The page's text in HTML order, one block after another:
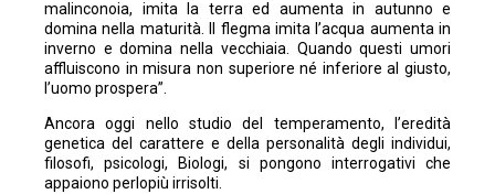
malinconoia, imita la terra ed aumenta in autunno e
domina nella maturità. Il flegma imita l’acqua aumenta in
inverno e domina nella vecchiaia. Quando questi umori
affluiscono in misura non superiore né inferiore al giusto,
l’uomo prospera”.
Ancora oggi nello studio del temperamento, l’eredità
genetica del carattere e della personalità degli individui,
filosofi, psicologi, Biologi, si pongono interrogativi che
appaiono perlopiù irrisolti.